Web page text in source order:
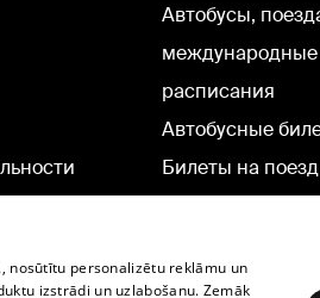
Автобусы,
международные
расписания
Автобусные
Билеты на поезд
nosūtītu personalizētu reklāmu un
izstrādi un uzlabošanu. Zemāk